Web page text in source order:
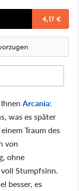
4,17 €
Arcania:
was es später
Traum des
von
ohne
Stumpfsinn.
besser, es